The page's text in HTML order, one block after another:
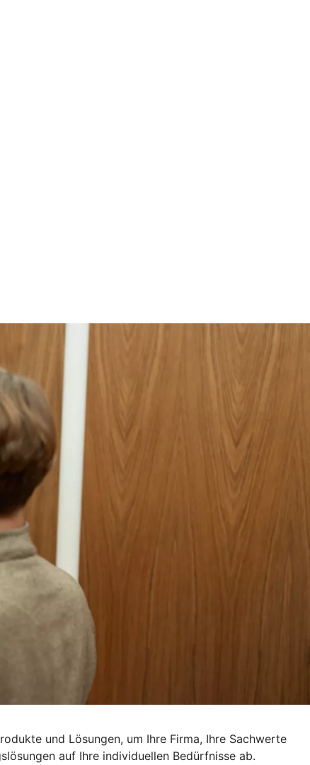
und Lösungen, um Ihre Firma, Ihre Sachwerte
auf Ihre individuellen Bedürfnisse ab.